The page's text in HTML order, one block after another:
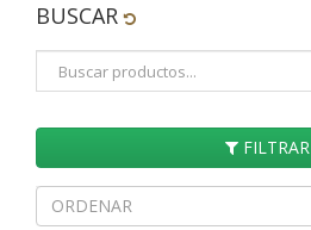
BUSCAR
FILTRAR
ORDENAR